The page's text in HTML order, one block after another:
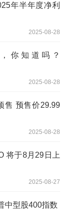
年半年度净利
2025-08-28
你知道吗？
2025-08-28
售 预售价29.99
2025-08-28
将于8月29日上
2025-08-27
中型股400指数